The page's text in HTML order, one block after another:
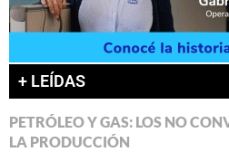
+ LEÍDAS
PETRÓLEO Y GAS: LOS NO
LA PRODUCCIÓN